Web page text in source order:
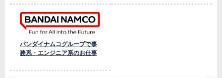
バンダイナムコグループで事
務系・エンジニア系のお仕事